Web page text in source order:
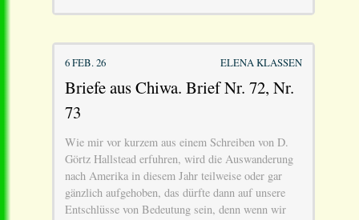
6 FEB. 26 ELENA KLASSEN
Briefe aus Chiwa. Brief Nr. 72, Nr.
73
Wie mir vor kurzem aus einem Schreiben von D.
Görtz Hallstead erfuhren, wird die Auswanderung
nach Amerika in diesem Jahr teilweise oder gar
gänzlich aufgehoben, das dürfte dann auf unsere
Entschlüsse von Bedeutung sein, denn wenn wir